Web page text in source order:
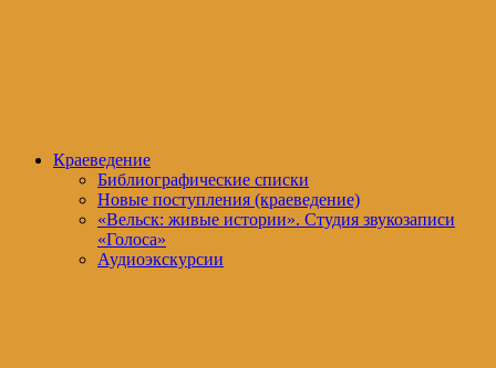
Краеведение
Библиографические списки
Новые поступления (краеведение)
«Вельск: живые истории». Студия звукозаписи
«Голоса»
Аудиоэкскурсии